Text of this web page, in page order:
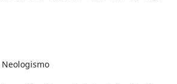
Neologismo